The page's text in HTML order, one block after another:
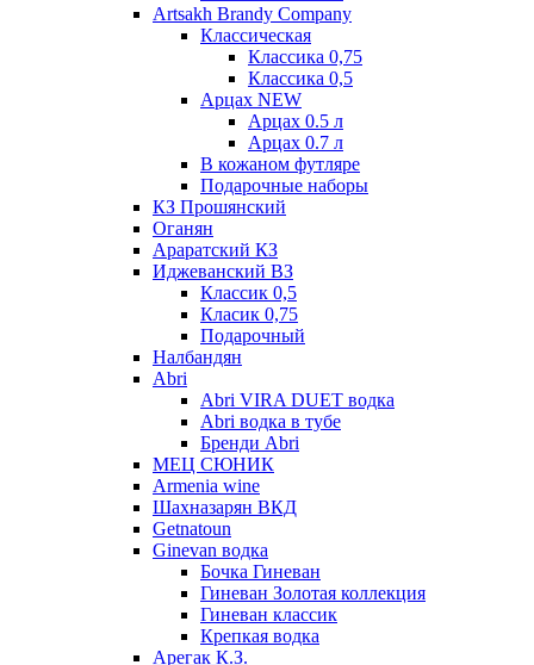
Artsakh Brandy Company
Классическая
Классика 0,75
Классика 0,5
Арцах NEW
Арцах 0.5 л
Арцах 0.7 л
В кожаном футляре
Подарочные наборы
КЗ Прошянский
Оганян
Араратский КЗ
Иджеванский ВЗ
Классик 0,5
Класик 0,75
Подарочный
Налбандян
Abri
Abri VIRA DUET водка
Abri водка в тубе
Бренди Abri
МЕЦ СЮНИК
Armenia wine
Шахназарян ВКД
Getnatoun
Ginevan водка
Бочка Гиневан
Гиневан Золотая коллекция
Гиневан классик
Крепкая водка
Арегак К.З.